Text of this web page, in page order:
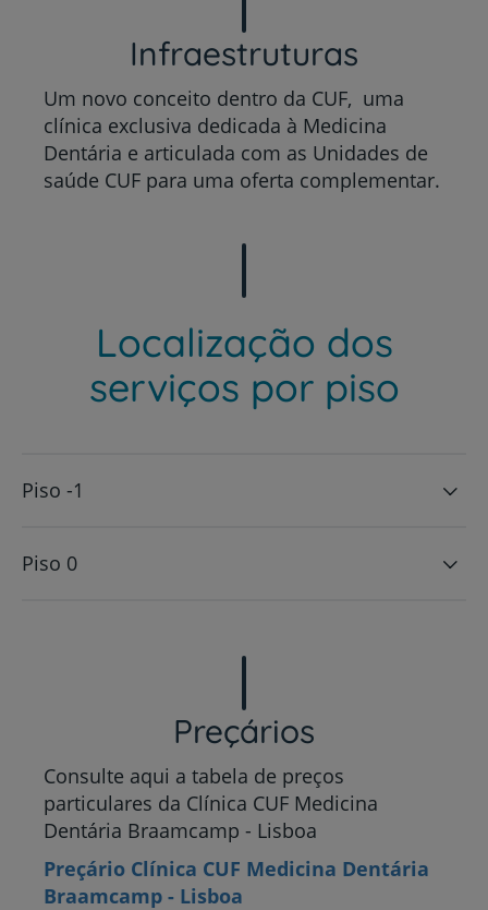
Infraestruturas
Um novo conceito dentro da CUF, uma
clínica exclusiva dedicada à Medicina
Dentária e articulada com as Unidades de
saúde CUF para uma oferta complementar.
Localização dos
serviços por piso
Piso -1
Piso 0
Preçários
Consulte aqui a tabela de preços
particulares da Clínica CUF Medicina
Dentária Braamcamp - Lisboa
Preçário Clínica CUF Medicina Dentária
Braamcamp - Lisboa